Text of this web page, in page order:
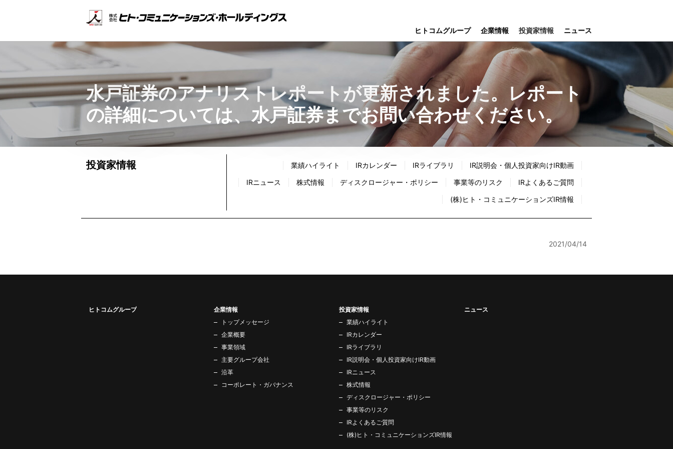
投資家情報 業績ハイライト IRカレンダー IRライブラリ
IR説明会・個人投資家向けIR動画
IRニュース
株式情報 ディスクロージャー・ポリシー 事業等のリスク
IRよくあるご質問
(株)ヒト・コミュニケーションズIR情報
水戸証券のアナリストレポートが更新されました。レポート
の詳細については、水戸証券までお問い合わせください。
2021/04/14
ヒトコムグループ 企業情報 投資家情報 ニュース
ヒトコムグループ
企業情報
トップメッセージ
企業概要
事業領域
主要グループ会社
沿革
コーポレート・ガバナンス
投資家情報
業績ハイライト
IRカレンダー
IRライブラリ
IR説明会・個人投資家向けIR動画
IRニュース
株式情報
ディスクロージャー・ポリシー
事業等のリスク
IRよくあるご質問
(株)ヒト・コミュニケーションズIR情報
ニュース